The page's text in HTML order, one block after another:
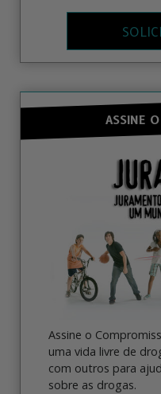
ASSINE
Assine o
uma vida livre de
com outros para
sobre as drogas.